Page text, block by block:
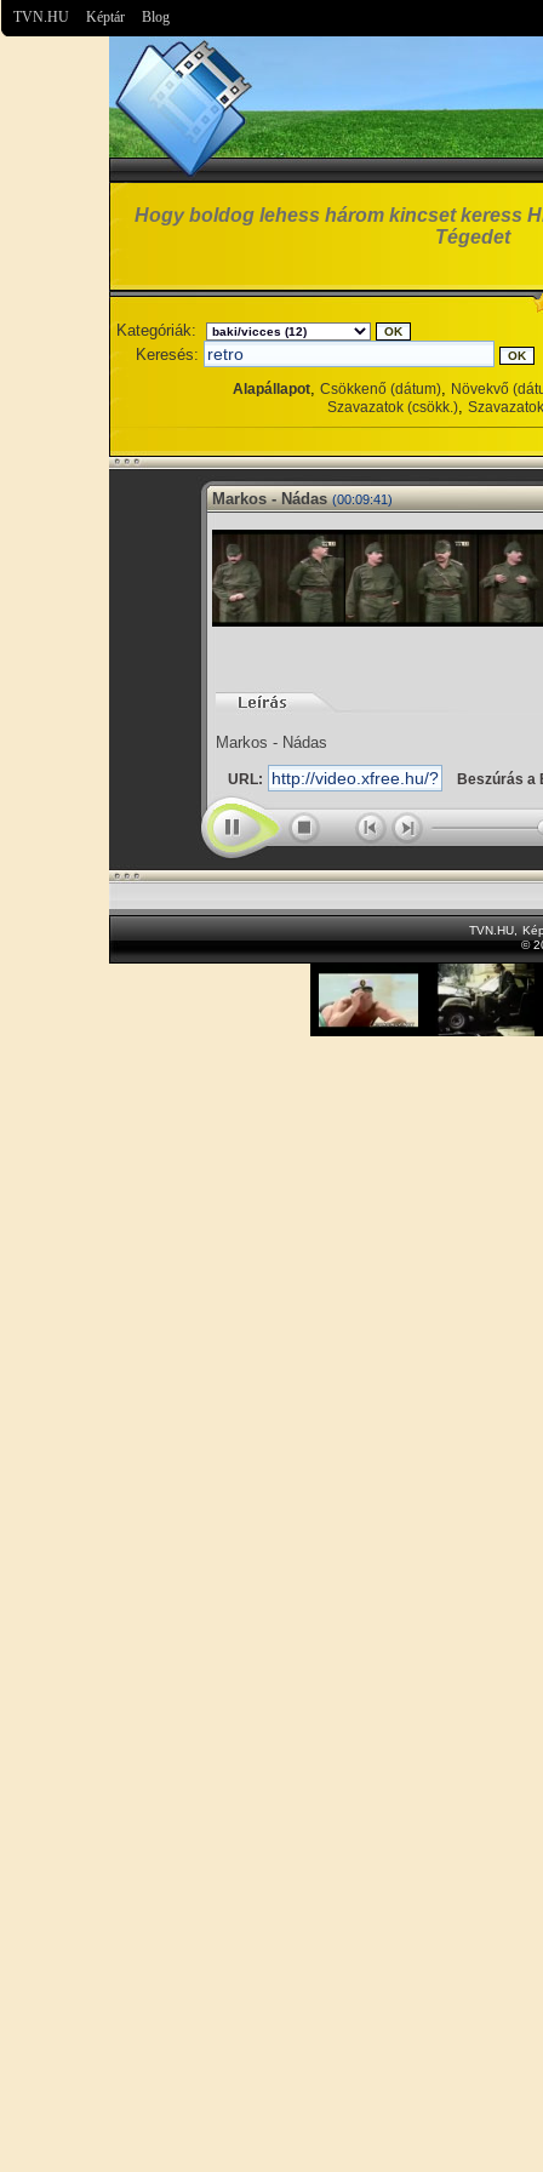
TVN.HU Képtár Blog
Hogy boldog lehess három kincset keress
Tégedet
Kategóriák:
Keresés:
Alapállapot, Csökkenő (dátum), Növekvő
Szavazatok (csökk.),
Markos - Nádas (00:09:41)
Markos - Nádas
URL: Beszúrás a
TVN.HU
©